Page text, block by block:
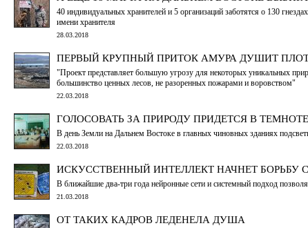
40 индивидуальных хранителей и 5 организаций заботятся о 130
имени хранителя
28.03.2018
ПЕРВЫЙ КРУПНЫЙ ПРИТОК АМУРА ДУШИТ
"Проект представляет большую угрозу для некоторых уникальных
большинство ценных лесов, не разоренных пожарами и воровством"
22.03.2018
ГОЛОСОВАТЬ ЗА ПРИРОДУ ПРИДЕТСЯ В ТЕМНОТЕ
В день Земли на Дальнем Востоке в главных чиновных зданиях
22.03.2018
ИСКУССТВЕННЫЙ ИНТЕЛЛЕКТ НАЧНЕТ
В ближайшие два-три года нейронные сети и системный подход
21.03.2018
ОТ ТАКИХ КАДРОВ ЛЕДЕНЕЛА ДУША